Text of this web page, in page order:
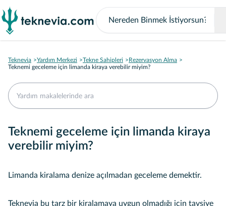
Teknevia Yardım Merkezi Tekne Sahipleri
Rezervasyon Alma
Teknemi geceleme için limanda kiraya verebilir miyim?
Teknemi geceleme için limanda kiraya
verebilir miyim?
Limanda kiralama denize açılmadan geceleme demektir.
Teknevia bu tarz bir kiralamaya uygun olmadığı için tavsiye